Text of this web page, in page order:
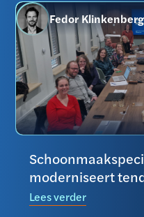
Fedor Klinkenberg
moderniseert
Lees verder